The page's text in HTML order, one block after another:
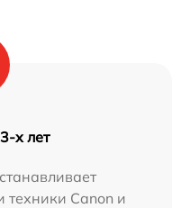
х лет
техники Canon и